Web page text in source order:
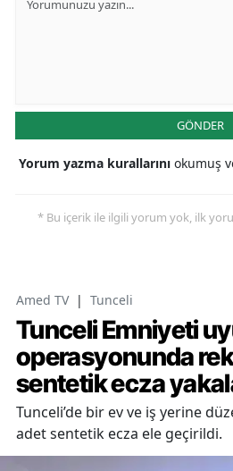
GÖNDER
Yorum yazma kurallarını okumuş
* Bu içerik ile ilgili yorum yok, ilk
Amed TV | Tunceli
Tunceli Emniyeti
operasyonunda
sentetik ecza
Tunceli’de bir ev ve iş yerine
adet sentetik ecza ele geçirildi.